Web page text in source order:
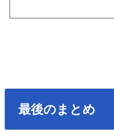
最後のまとめ